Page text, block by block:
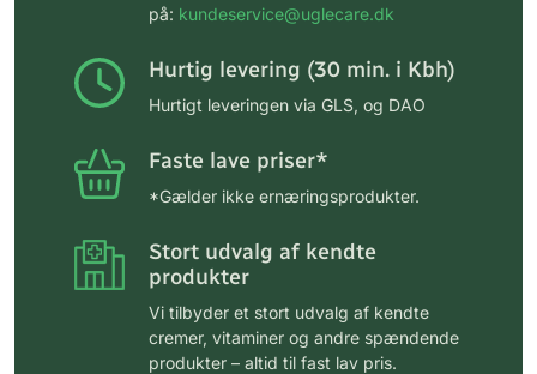
på: kundeservice@uglecare.dk
Hurtig levering (30 min. i Kbh)
Hurtigt leveringen via GLS, og DAO
Faste lave priser*
*Gælder ikke ernæringsprodukter.
Stort udvalg af kendte
produkter
Vi tilbyder et stort udvalg af kendte
cremer, vitaminer og andre spændende
produkter – altid til fast lav pris.